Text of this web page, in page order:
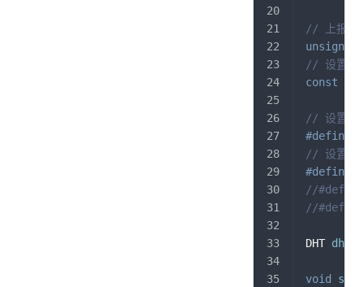
// 上报数
unsigned
// 设置定
const
// 设置
#define
// 设置使
#define
//#define
//#define
DHT dht
void